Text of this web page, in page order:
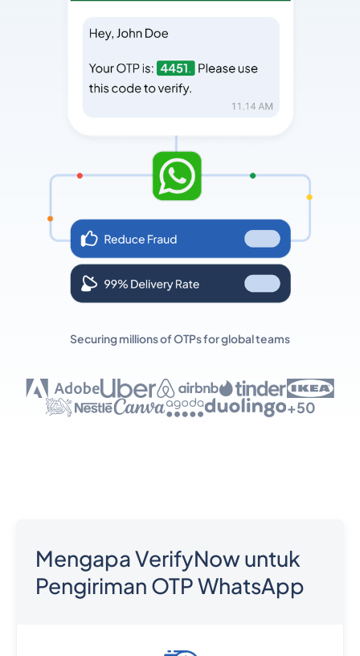
Securing millions of OTPs for global teams
+50
Mengapa VerifyNow untuk
Pengiriman OTP WhatsApp